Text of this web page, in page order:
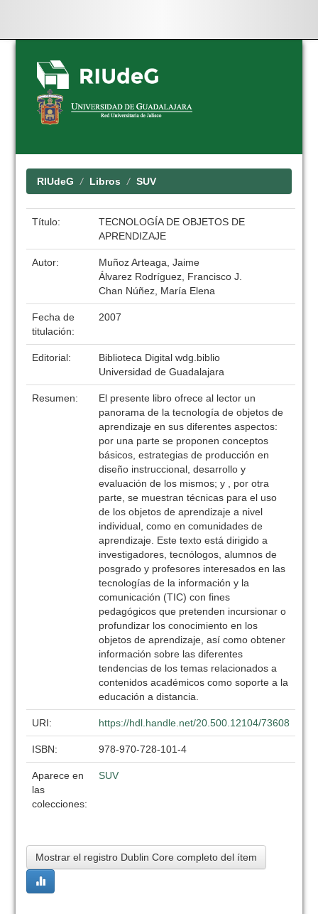
Skip
navigation
RIUdeG Libros SUV
Título:
TECNOLOGÍA DE OBJETOS DE
APRENDIZAJE
Autor:
Muñoz Arteaga, Jaime
Álvarez Rodríguez, Francisco J.
Chan Núñez, María Elena
Fecha de
titulación:
2007
Editorial:
Biblioteca Digital wdg.biblio
Universidad de Guadalajara
Resumen:
El presente libro ofrece al lector un
panorama de la tecnología de objetos de
aprendizaje en sus diferentes aspectos:
por una parte se proponen conceptos
básicos, estrategias de producción en
diseño instruccional, desarrollo y
evaluación de los mismos; y , por otra
parte, se muestran técnicas para el uso
de los objetos de aprendizaje a nivel
individual, como en comunidades de
aprendizaje. Este texto está dirigido a
investigadores, tecnólogos, alumnos de
posgrado y profesores interesados en las
tecnologías de la información y la
comunicación (TIC) con fines
pedagógicos que pretenden incursionar o
profundizar los conocimiento en los
objetos de aprendizaje, así como obtener
información sobre las diferentes
tendencias de los temas relacionados a
contenidos académicos como soporte a la
educación a distancia.
URI: https://hdl.handle.net/20.500.12104/73608
ISBN: 978-970-728-101-4
Aparece en
las
colecciones:
SUV
Mostrar el registro Dublin Core completo del ítem